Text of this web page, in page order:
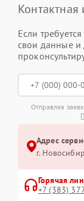
Если
свои данные и
Отправляя
Адрес
г.
Горячая
+7 (383)